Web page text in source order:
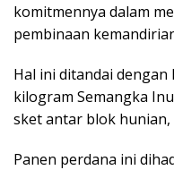
komitmennya dalam
pembinaan
Hal ini ditandai
kilogram Semangka
sket antar blok hunian,
Panen perdana ini